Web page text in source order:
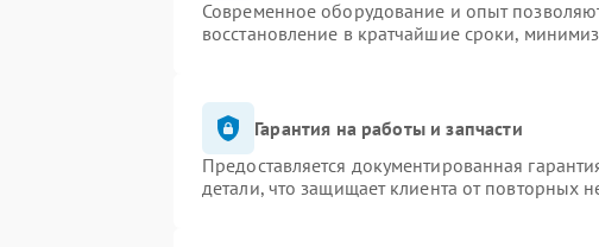
Современное оборудование и опыт
восстановление в кратчайшие сроки,
Гарантия на работы и запчасти
Предоставляется документированная
детали, что защищает клиента от повторных